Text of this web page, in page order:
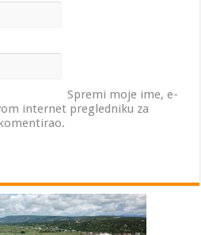
Spremi moje ime, e-
internet pregledniku za